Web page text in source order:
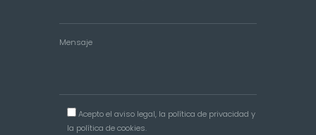
Mensaje
Acepto elaviso legal, la política de privacidad y
la política de cookies.